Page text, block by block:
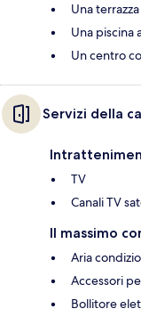
Una terrazza
Una piscina
Un centro
Servizi della
TV
Canali TV
Il massimo
Aria
Accessori
Bollitore